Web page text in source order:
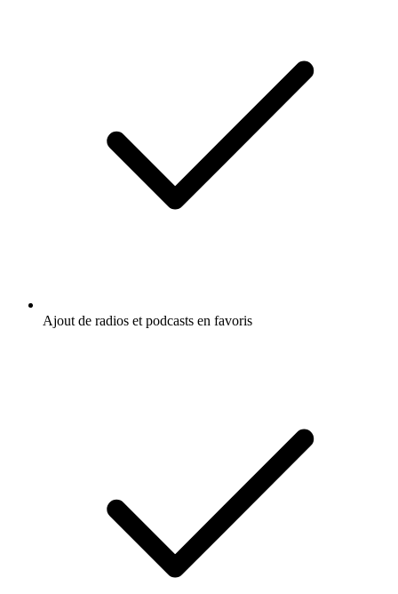
Ajout de radios et podcasts en favoris